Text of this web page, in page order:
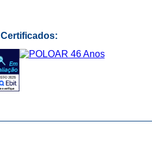
Certificados: